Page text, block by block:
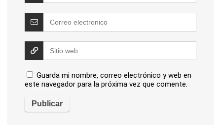
Guarda mi nombre, correo electrónico y web en
este navegador para la próxima vez que comente.